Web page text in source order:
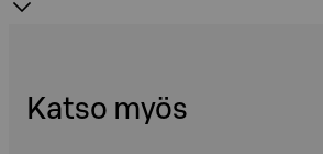
Katso myös